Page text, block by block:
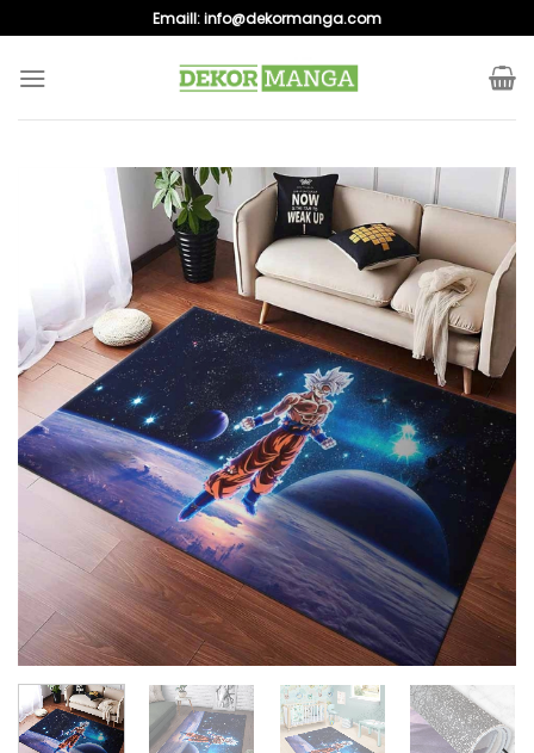
to
content
Emaill:info@dekormanga.com